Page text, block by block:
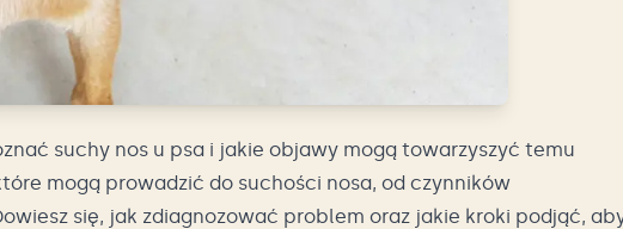
suchy nos u psa i jakie objawy mogą towarzyszyć temu
mogą prowadzić do suchości nosa, od czynników
się, jak zdiagnozować problem oraz jakie kroki podjąć,